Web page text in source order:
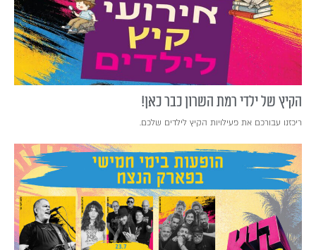
הקיץ של ילדי רמת השרון כבר כאן!
ריכזנו עבורכם את פעילויות הקיץ לילדים שלכם.